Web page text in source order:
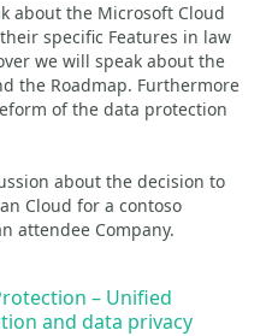
about the Microsoft Cloud
specific Features in law
we will speak about the
the Roadmap. Furthermore
of the data protection
about the decision to
Cloud for a contoso
attendee Company.
– Unified
and data privacy